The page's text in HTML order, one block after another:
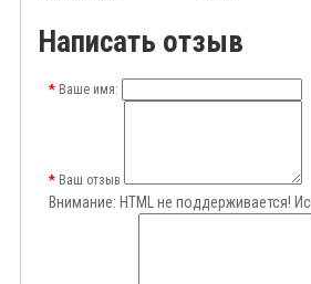
Написать отзыв
Ваше имя:
Ваш отзыв
Внимание: HTML не поддерживается!